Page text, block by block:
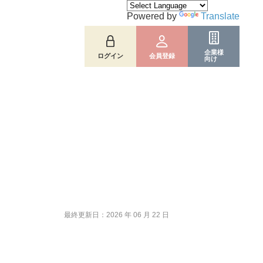
ログイン 会員登録
企業様
向け
Powered by Translate
最終更新日：2026 年 06 月 22 日